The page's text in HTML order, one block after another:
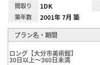
間取り 1DK
築年数 2001年 7月 築
プラン名・期間
ロング【大分市美術館】
30日以上～360日未満